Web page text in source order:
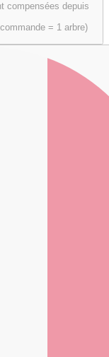
compensées depuis
= 1 arbre)